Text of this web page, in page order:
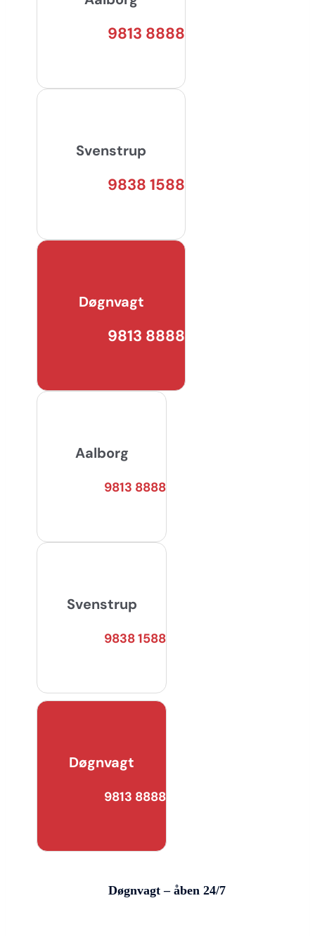
9813 8888
Svenstrup
9838 1588
Døgnvagt
9813 8888
Aalborg
9813 8888
Svenstrup
9838 1588
Døgnvagt
9813 8888
Døgnvagt – åben 24/7